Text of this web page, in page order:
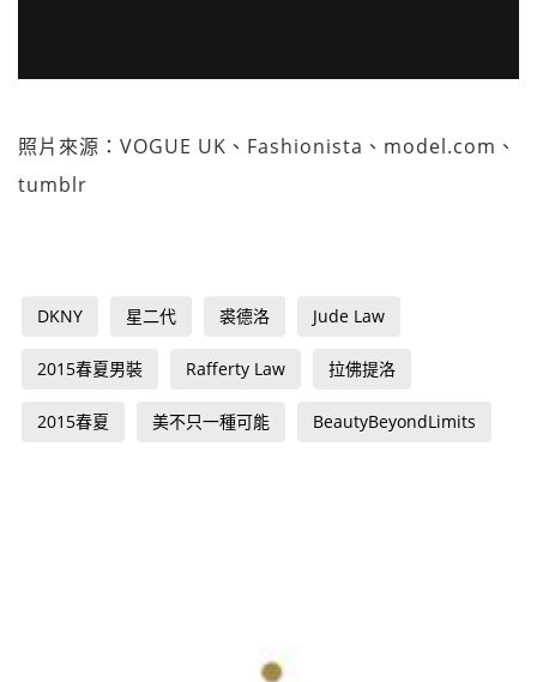
照片來源：VOGUE UK、Fashionista、model.com、
tumblr
DKNY 星二代 裘德洛 Jude Law
2015春夏男裝 Rafferty Law 拉佛提洛
2015春夏 美不只一種可能 BeautyBeyondLimits